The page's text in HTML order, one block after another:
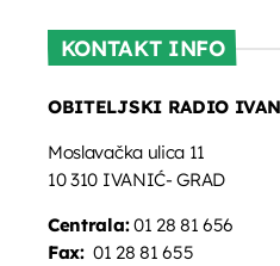
KONTAKT INFO
OBITELJSKI RADIO
Moslavačka ulica 11
10 310 IVANIĆ- GRAD
Centrala:01 28 81 656
Fax:01 28 81 655